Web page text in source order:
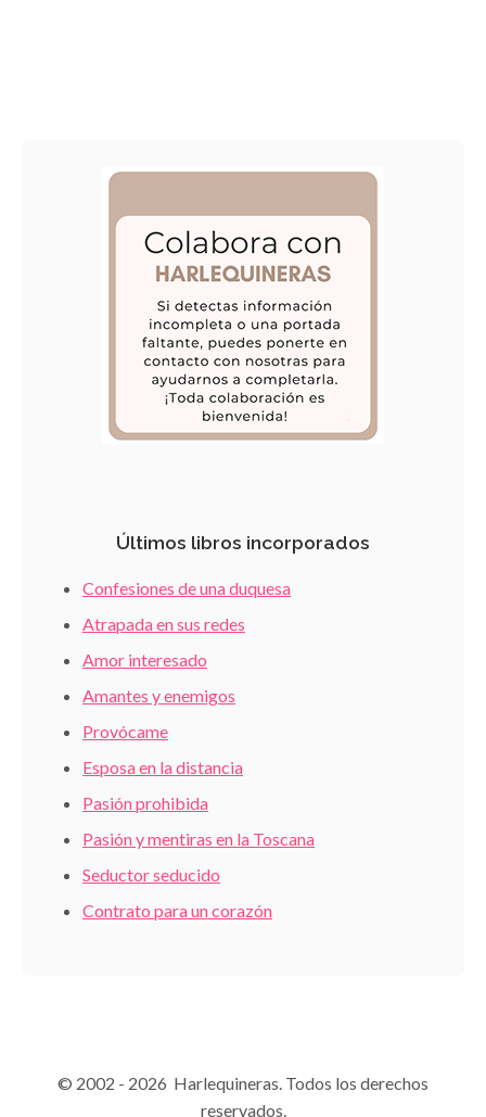
Últimos libros incorporados
Confesiones de una duquesa
Atrapada en sus redes
Amor interesado
Amantes y enemigos
Provócame
Esposa en la distancia
Pasión prohibida
Pasión y mentiras en la Toscana
Seductor seducido
Contrato para un corazón
© 2002 - 2026 Harlequineras. Todos los derechos
reservados.